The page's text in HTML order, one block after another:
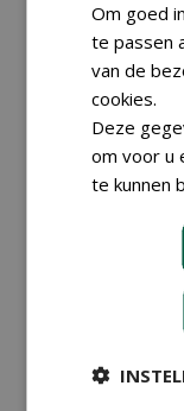
Om goed
te passen
van de
cookies.
Deze
om voor u
te kunnen